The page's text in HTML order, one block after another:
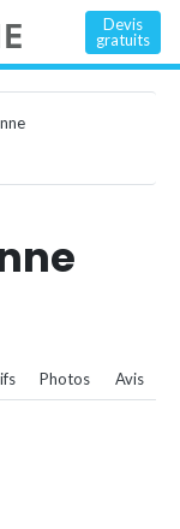
Devis
gratuits
Photos Avis